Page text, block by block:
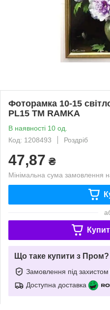
Фоторамка 10-15
PL15 ТМ RAMKA
В наявності 10 од.
Код: 1208493
Роздріб
47,87 ₴
Мінімальна сума замовлення
Що таке купити з Пром?
Замовлення під захистом
Доступна доставка